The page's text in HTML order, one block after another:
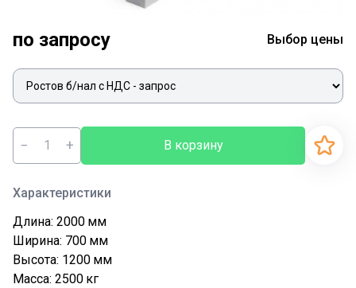
по запросу Выбор цены
− + В корзину
Характеристики
Длина: 2000 мм
Ширина: 700 мм
Высота: 1200 мм
Масса: 2500 кг